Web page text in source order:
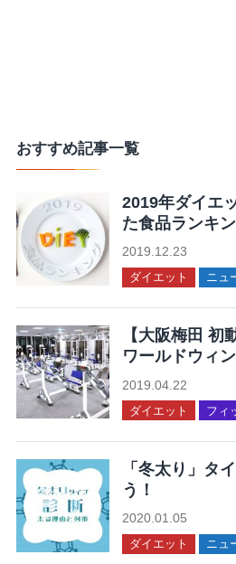
おすすめ記事一覧
2019年ダイエ
た食品ランキ
2019.12.23
ダイエット ニュ
【大阪梅田 初
ワールドウィ
負荷トレーニ
2019.04.22
ダイエット フィ
「冬太り」タ
う！
2020.01.05
ダイエット ニュ